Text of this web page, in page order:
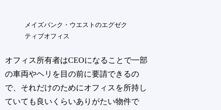
メイズバンク・ウエストのエグゼク
ティブオフィス
オフィス所有者はCEOになることで一部
の車両やヘリを目の前に要請できるの
で、それだけのためにオフィスを所持し
ていても良いくらいありがたい物件で